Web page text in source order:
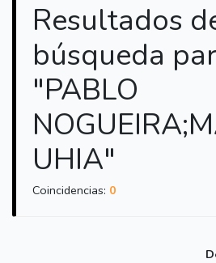
Resultados
búsqueda
"PABLO
UHIA"
Coincidencias: 0